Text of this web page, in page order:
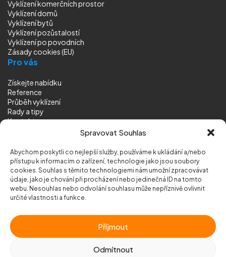
Spravovat Souhlas
Abychom poskytli co nejlepší služby, používáme k ukládání a/nebo
přístupu k informacím o zařízení, technologie jako jsou soubory
cookies. Souhlas s těmito technologiemi nám umožní zpracovávat
údaje, jako je chování při procházení nebo jedinečná ID na tomto
webu. Nesouhlas nebo odvolání souhlasu může nepříznivě ovlivnit
určité vlastnosti a funkce.
Příjmout
Odmítnout
Vyklízení komerčních prostor
Vyklízení domů
Vyklízení bytů
Vyklízení pozůstalostí
Vyklízenípo povodních
Zásady cookies (EU)
Pro vás
Získejte nabídku
Reference
Průběh vyklízení
Rady a tipy
Kontakt
© 2026 Vyklizeni.cz (mapa stránek)
Chráněno služboureCAPTCHA